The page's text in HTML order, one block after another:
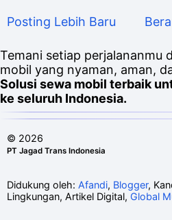
Posting Lebih Baru
Temani setiap perjalananmu
mobil yang nyaman, aman,
Solusi sewa mobil terbaik
ke seluruh Indonesia.
© 2026
PT Jagad Trans Indonesia
Didukung oleh: Afandi, Blogger,
Lingkungan, Artikel Digital, Global